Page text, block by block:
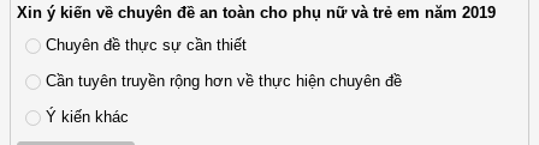
Xin ý kiến về chuyên đề an toàn cho phụ nữ và trẻ em năm 2019
Chuyên đề thực sự cần thiết
Cần tuyên truyền rộng hơn về thực hiện chuyên đề
Ý kiến khác